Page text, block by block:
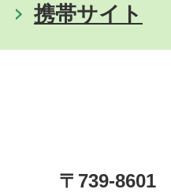
携帯サイト
〒739-